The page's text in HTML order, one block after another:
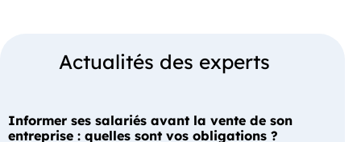
Actualités des experts
Informer ses salariés avant la vente de son
entreprise : quelles sont vos obligations ?